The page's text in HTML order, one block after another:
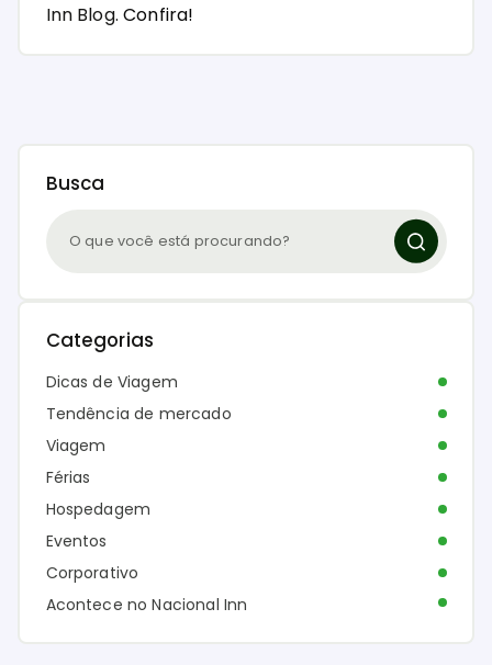
Inn Blog.Confira!
Busca
Categorias
Dicas de Viagem
Tendência de mercado
Viagem
Férias
Hospedagem
Eventos
Corporativo
Acontece no Nacional Inn